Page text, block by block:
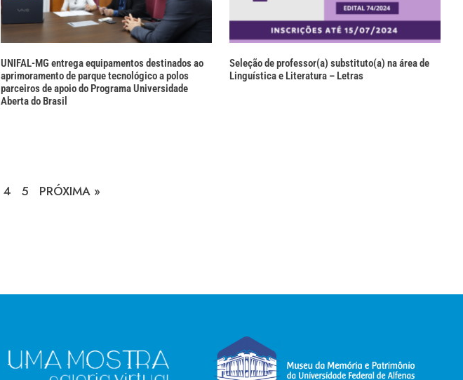
UNIFAL-MG entrega equipamentos destinados ao
aprimoramento de parque tecnológico a polos
parceiros de apoio do Programa Universidade
Aberta do Brasil
Seleção de professor(a) substituto(a) na área de
Linguística e Literatura – Letras
4 5 PRÓXIMA »